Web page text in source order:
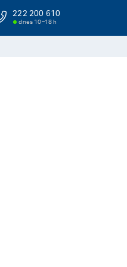
222 200 610
dnes 10–18 h